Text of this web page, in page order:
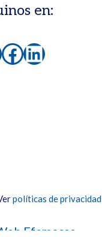
en:
Facebook
LinkedIn
políticas de privacidad
Efemosse